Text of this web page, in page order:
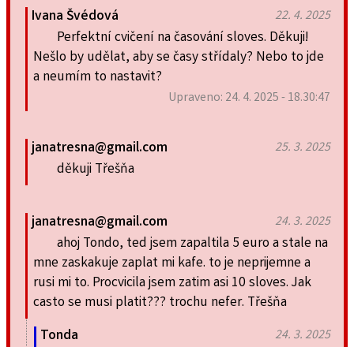
Ivana Švédová 22. 4. 2025
Perfektní cvičení na časování sloves. Děkuji!
Nešlo by udělat, aby se časy střídaly? Nebo to jde
a neumím to nastavit?
Upraveno: 24. 4. 2025 - 18.30:47
janatresna@gmail.com 25. 3. 2025
děkuji Třešňa
janatresna@gmail.com 24. 3. 2025
ahoj Tondo, ted jsem zapaltila 5 euro a stale na
mne zaskakuje zaplat mi kafe. to je neprijemne a
rusi mi to. Procvicila jsem zatim asi 10 sloves. Jak
casto se musi platit??? trochu nefer. Třešňa
Tonda
24. 3. 2025